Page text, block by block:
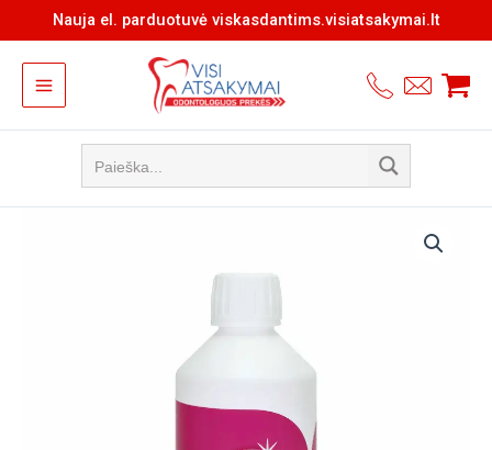
prie
turinio
Nauja el. parduotuvė viskasdantims.visiatsakymai.lt